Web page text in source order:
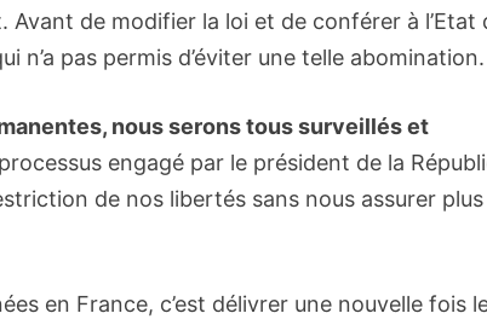
Avant de modifier la loi et de conférer à l’Etat
n’a pas permis d’éviter une telle abomination.
nous serons tous surveillés et
engagé par le président de la
de nos libertés sans nous assurer
en France, c’est délivrer une nouvelle fois